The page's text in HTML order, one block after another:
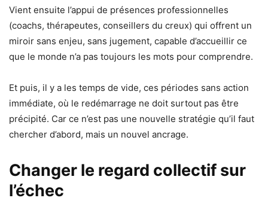
Vient ensuite l’appui de présences professionnelles
(coachs, thérapeutes, conseillers du creux) qui offrent un
miroir sans enjeu, sans jugement, capable d’accueillir ce
que le monde n’a pas toujours les mots pour comprendre.
Et puis, il y a les temps de vide, ces périodes sans action
immédiate, où le redémarrage ne doit surtout pas être
précipité. Car ce n’est pas une nouvelle stratégie qu’il faut
chercher d’abord, mais un nouvel ancrage.
Changer le regard collectif sur
l’échec